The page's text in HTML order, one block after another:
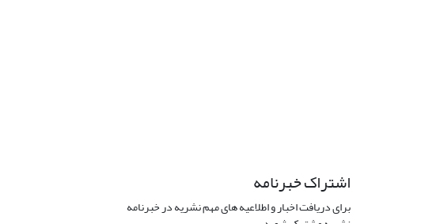
اشتراک خبرنامه
برای دریافت اخبار و اطلاعیه های مهم نشریه در خبرنامه